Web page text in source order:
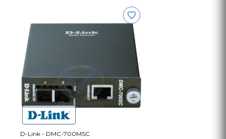
D-Link - DMC-700MSC